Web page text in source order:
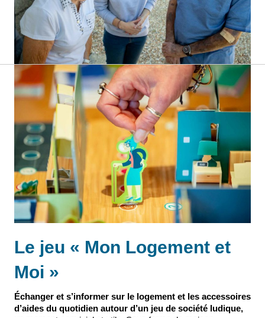
Le jeu « Mon Logement et
Moi »
Échanger et s’informer sur le logement et les accessoires
d’aides du quotidien autour d’un jeu de société ludique,